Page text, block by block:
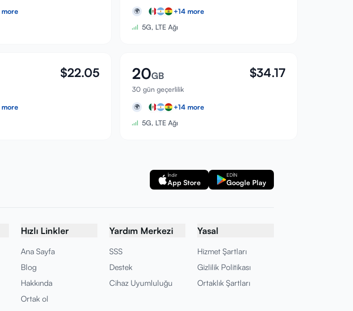
more
🌍 +14 more
5G, LTE Ağı
$22.05
more
20GB
30 gün geçerlilik
$34.17
🌍 +14 more
5G, LTE Ağı
İndir
App Store
EDİN
Google Play
Hızlı Linkler
Ana Sayfa
Blog
Hakkında
Ortak ol
Yardım Merkezi
SSS
Destek
Cihaz Uyumluluğu
Yasal
Hizmet Şartları
Gizlilik Politikası
Ortaklık Şartları